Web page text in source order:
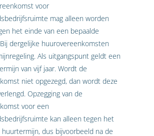
voor
mag alleen worden
het einde van een bepaalde
dergelijke huurovereenkomsten
Als uitgangspunt geldt een
van vijf jaar. Wordt de
niet opgezegd, dan wordt deze
Opzegging van de
voor een
kan alleen tegen het
dus bijvoorbeeld na de